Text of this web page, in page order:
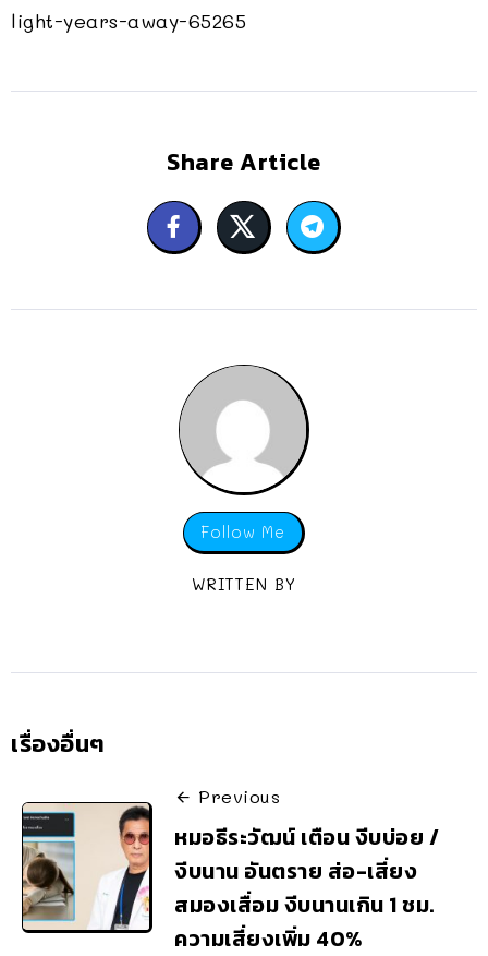
light-years-away-65265
Share Article
Follow Me
WRITTEN BY
เรื่องอื่นๆ
Previous
หมอธีระวัฒน์ เตือน งีบบ่อย /
งีบนาน อันตราย ส่อ-เสี่ยง
สมองเสื่อม งีบนานเกิน 1 ชม.
ความเสี่ยงเพิ่ม 40%